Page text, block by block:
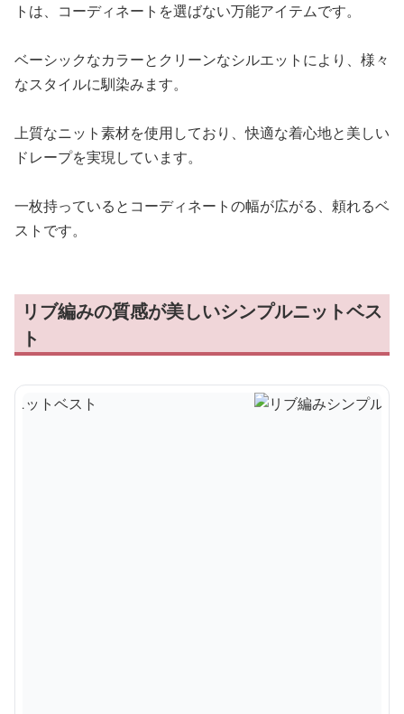
トは、コーディネートを選ばない万能アイテムです。
ベーシックなカラーとクリーンなシルエットにより、様々
なスタイルに馴染みます。
上質なニット素材を使用しており、快適な着心地と美しい
ドレープを実現しています。
一枚持っているとコーディネートの幅が広がる、頼れるベ
ストです。
リブ編みの質感が美しいシンプルニットベス
ト